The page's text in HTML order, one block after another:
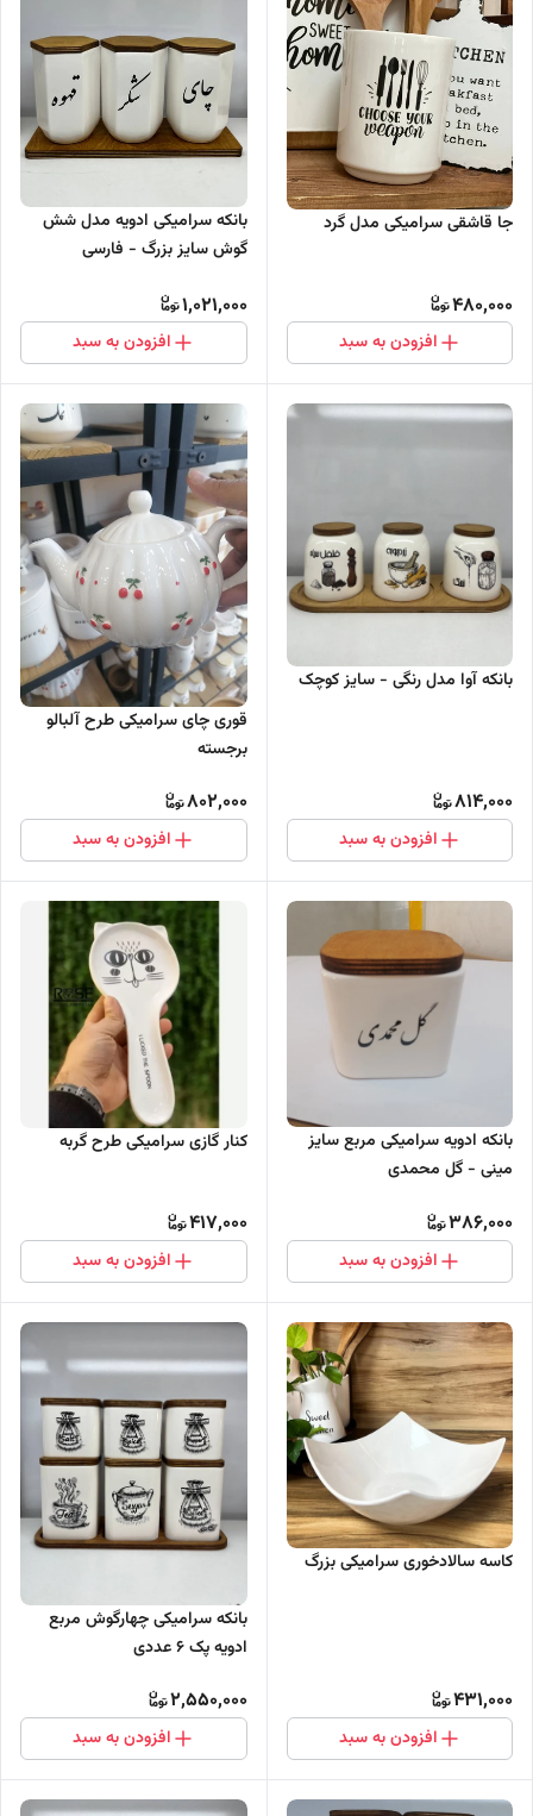
جا قاشقی سرامیکی مدل گرد
480,000
افزودن به سبد
بانکه سرامیکی ادویه مدل شش
گوش سایز بزرگ - فارسی
1,021,000
افزودن به سبد
بانکه آوا مدل رنگی - سایز کوچک
814,000
افزودن به سبد
قوری چای سرامیکی طرح آلبالو
برجسته
802,000
افزودن به سبد
بانکه ادویه سرامیکی مربع سایز
مینی - گل محمدی
386,000
افزودن به سبد
کنار گازی سرامیکی طرح گربه
417,000
افزودن به سبد
کاسه سالادخوری سرامیکی بزرگ
431,000
افزودن به سبد
بانکه سرامیکی چهارگوش مربع
ادویه پک 6 عددی
2,550,000
افزودن به سبد